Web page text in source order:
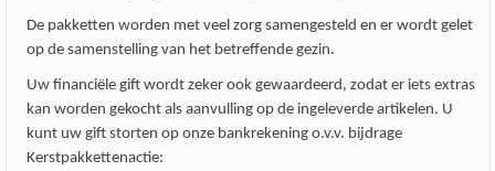
De pakketten worden met veel zorg samengesteld en er wordt gelet
op de samenstelling van het betreffende gezin.
Uw financiële gift wordt zeker ook gewaardeerd, zodat er iets extras
kan worden gekocht als aanvulling op de ingeleverde artikelen. U
kunt uw gift storten op onze bankrekening o.v.v. bijdrage
Kerstpakkettenactie: